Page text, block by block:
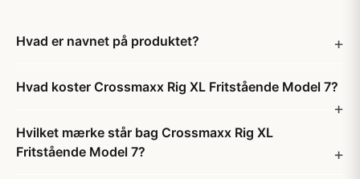
Hvad er navnet på produktet?
Hvad koster Crossmaxx Rig XL Fritstående Model 7?
Hvilket mærke står bag Crossmaxx Rig XL
Fritstående Model 7?